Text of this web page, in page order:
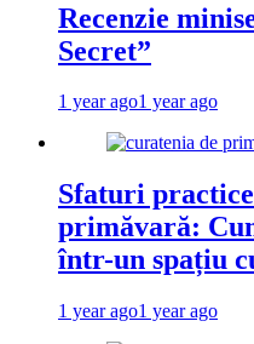
Recenzie
Secret”
1 year ago1 year ago
Sfaturi
primăvară:
într-un spațiu
1 year ago1 year ago